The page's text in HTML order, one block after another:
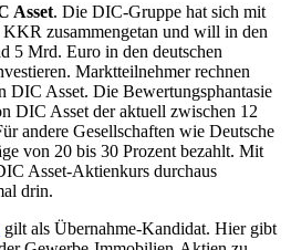
Asset. Die DIC-Gruppe hat sich mit
zusammengetan und will in den
5 Mrd. Euro in den deutschen
Marktteilnehmer rechnen
DIC Asset. Die Bewertungsphantasie
DIC Asset der aktuell zwischen 12
andere Gesellschaften wie Deutsche
von 20 bis 30 Prozent bezahlt. Mit
Asset-Aktienkurs durchaus
drin.
gilt als Übernahme-Kandidat. Hier gibt